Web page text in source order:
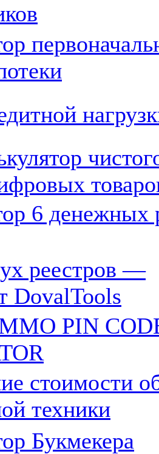
6 денежных
реестров —
DovalTools
PIN
стоимости
техники
Букмекера